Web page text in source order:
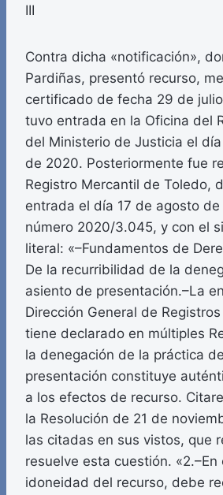
III
Contra dicha «notificación»,
Pardiñas, presentó recurso,
certificado de fecha 29 de
tuvo entrada en la Oficina del
del Ministerio de Justicia el
de 2020. Posteriormente fue
Registro Mercantil de Toledo,
entrada el día 17 de agosto
número 2020/3.045, y con el
literal: «–Fundamentos de
De la recurribilidad de la
asiento de presentación.–La
Dirección General de
tiene declarado en múltiples
la denegación de la práctica
presentación constituye
a los efectos de recurso.
la Resolución de 21 de
las citadas en sus vistos, que
resuelve esta cuestión. «2.–En
idoneidad del recurso, debe